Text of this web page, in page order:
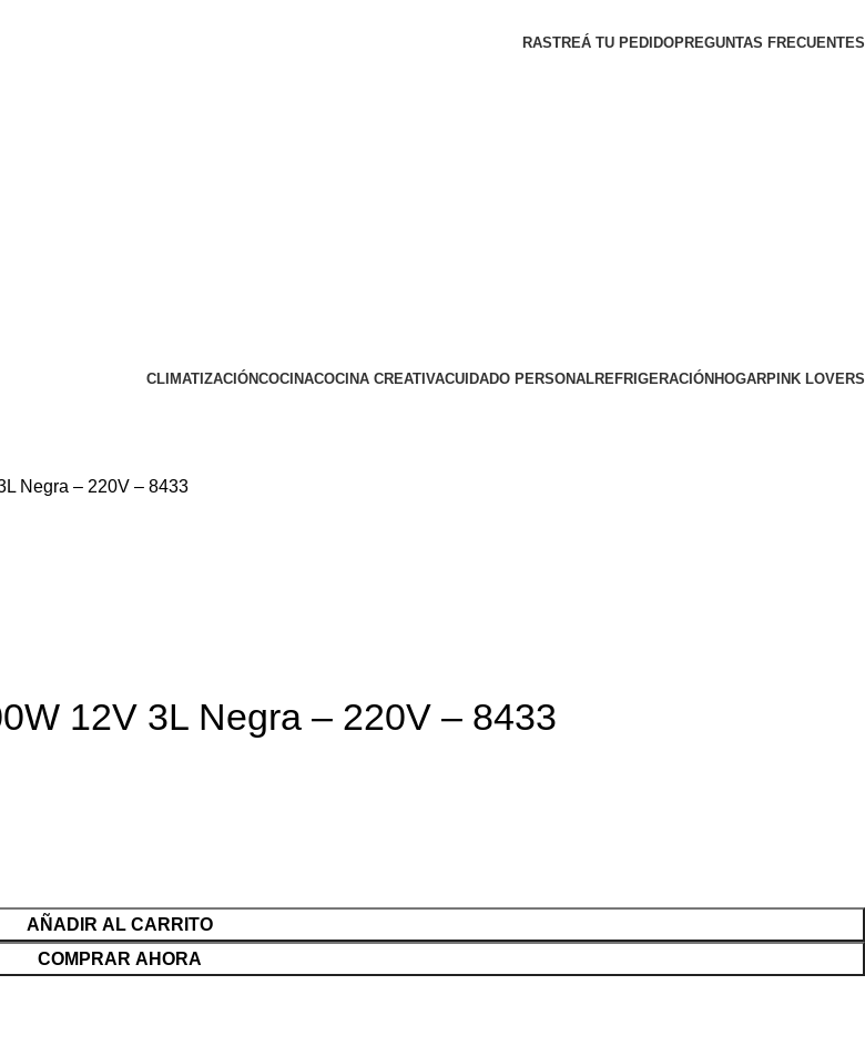
RASTREÁ TU PEDIDOPREGUNTAS FRECUENTES
CLIMATIZACIÓNCOCINACOCINA CREATIVACUIDADO PERSONALREFRIGERACIÓN HOGARPINK LOVERS
Negra – 220V – 8433
12V 3L Negra – 220V – 8433
AÑADIR AL CARRITO
COMPRAR AHORA